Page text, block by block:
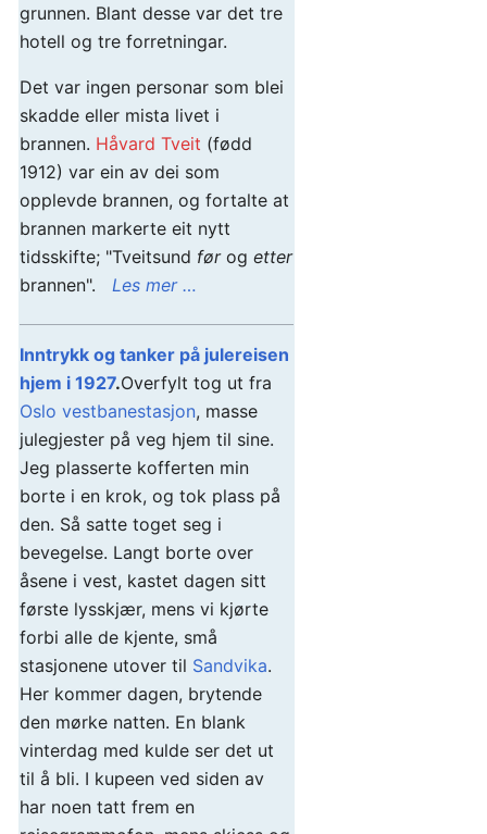
grunnen. Blant desse var det tre
hotell og tre forretningar.
Det var ingen personar som blei
skadde eller mista livet i
brannen. Håvard Tveit (fødd
1912) var ein av dei som
opplevde brannen, og fortalte at
brannen markerte eit nytt
tidsskifte; "Tveitsund førog etter
brannen". Les mer …
Inntrykk og tanker på julereisen
hjem i 1927.Overfylt tog ut fra
Oslo vestbanestasjon, masse
julegjester på veg hjem til sine.
Jeg plasserte kofferten min
borte i en krok, og tok plass på
den. Så satte toget seg i
bevegelse. Langt borte over
åsene i vest, kastet dagen sitt
første lysskjær, mens vi kjørte
forbi alle de kjente, små
stasjonene utover til Sandvika.
Her kommer dagen, brytende
den mørke natten. En blank
vinterdag med kulde ser det ut
til å bli. I kupeen ved siden av
har noen tatt frem en